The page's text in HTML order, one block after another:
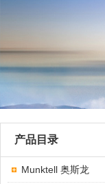
产品目录
Munktell 奥斯龙